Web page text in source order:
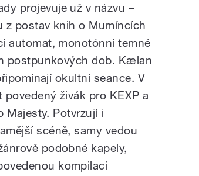
projevuje už v názvu –
z postav knih o Mumíncích
automat, monotónní temné
postpunkových dob. Kælan
okultní seance. V
živák pro KEXP a
Majesty. Potvrzují i
scéně, samy vedou
podobné kapely,
kompilaci